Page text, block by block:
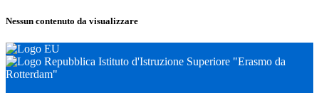
Nessun contenuto da visualizzare
Istituto d'Istruzione Superiore "Erasmo da
Rotterdam"